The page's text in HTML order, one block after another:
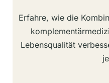
Erfahre, wie die
Lebensqualität